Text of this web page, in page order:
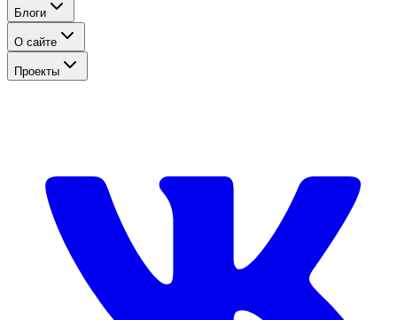
Блоги
О сайте
Проекты